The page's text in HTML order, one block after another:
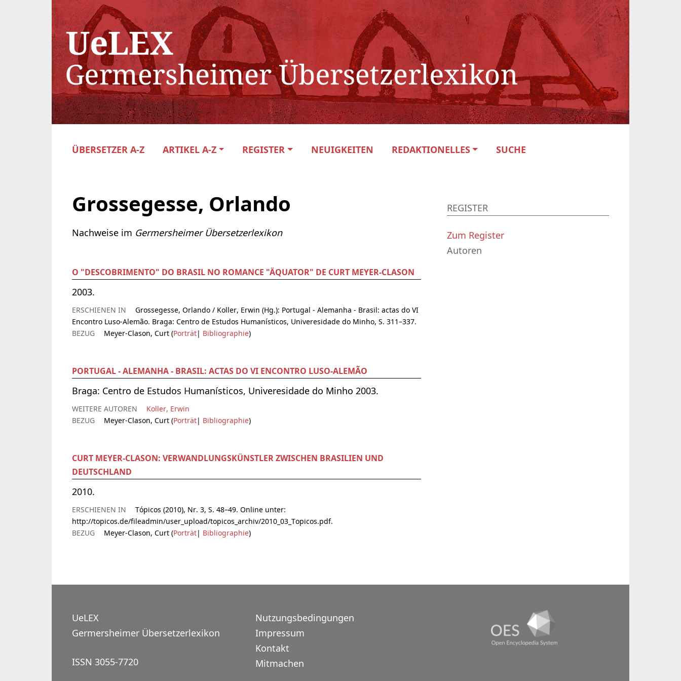
ÜBERSETZER A-Z ARTIKEL A-Z REGISTER NEUIGKEITEN REDAKTIONELLES SUCHE
Grossegesse, Orlando
Nachweise im Germersheimer Übersetzerlexikon
O "DESCOBRIMENTO" DO BRASIL NO ROMANCE "ÄQUATOR" DE CURT MEYER-CLASON
2003.
ERSCHIENEN IN
Grossegesse, Orlando / Koller, Erwin (Hg.): Portugal - Alemanha - Brasil: actas do VI
Encontro Luso-Alemão. Braga: Centro de Estudos Humanísticos, Univeresidade do Minho, S. 311–337.
BEZUG
Meyer-Clason, Curt (Porträt| Bibliographie)
PORTUGAL - ALEMANHA - BRASIL: ACTAS DO VI ENCONTRO LUSO-ALEMÃO
Braga: Centro de Estudos Humanísticos, Univeresidade do Minho 2003.
WEITERE AUTOREN
Koller, Erwin
BEZUG
Meyer-Clason, Curt (Porträt| Bibliographie)
CURT MEYER-CLASON: VERWANDLUNGSKÜNSTLER ZWISCHEN BRASILIEN UND
DEUTSCHLAND
2010.
ERSCHIENEN IN
Tópicos (2010), Nr. 3, S. 48–49. Online unter:
http://topicos.de/fileadmin/user_upload/topicos_archiv/2010_03_Topicos.pdf.
BEZUG
Meyer-Clason, Curt (Porträt| Bibliographie)
REGISTER
Zum Register
Autoren
UeLEX
Germersheimer Übersetzerlexikon
ISSN 3055-7720
Nutzungsbedingungen
Impressum
Kontakt
Mitmachen